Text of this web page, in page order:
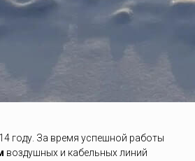
году. За время успешной работы
воздушных и кабельных линий